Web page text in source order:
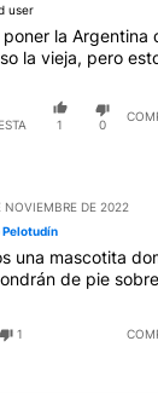
user
la Argentina
la vieja, pero
1 0
NOVIEMBRE DE 2022
Pelotudín
una mascotita
de pie
1